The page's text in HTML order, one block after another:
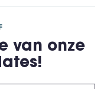
van onze